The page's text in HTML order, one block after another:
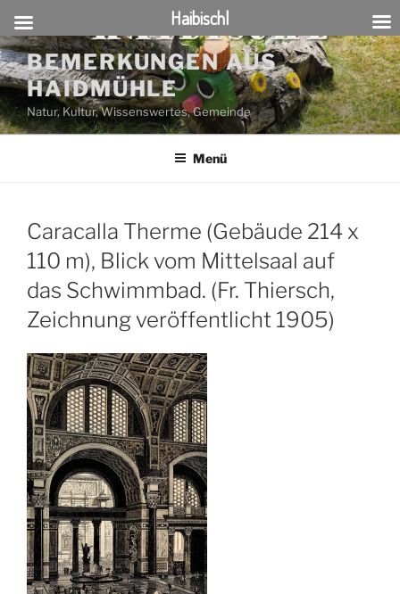
Zum
Inhalt
springen
BEMERKUNGEN AUS
HAIDMÜHLE
Natur, Kultur, Wissenswertes, Gemeinde
Menü
Caracalla Therme (Gebäude 214 x
110 m), Blick vom Mittelsaal auf
das Schwimmbad. (Fr. Thiersch,
Zeichnung veröffentlicht 1905)
Haibischl